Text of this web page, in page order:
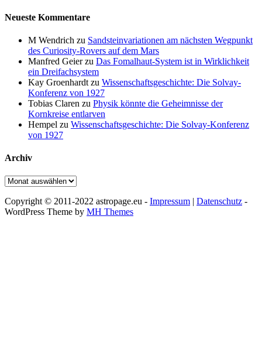
Neueste Kommentare
M Wendrich zu Sandsteinvariationen am nächsten Wegpunkt
des Curiosity-Rovers auf dem Mars
Manfred Geierzu Das Fomalhaut-System ist in Wirklichkeit
ein Dreifachsystem
Kay Groenhardt zu Wissenschaftsgeschichte: Die Solvay-
Konferenz von 1927
Tobias Claren zu Physik könnte die Geheimnisse der
Kornkreise entlarven
Hempel zu Wissenschaftsgeschichte: Die Solvay-Konferenz
von 1927
Archiv
Archiv
Copyright © 2011-2022 astropage.eu - Impressum | Datenschutz -
WordPress Theme by MH Themes